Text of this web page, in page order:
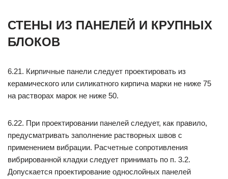
СТЕНЫ ИЗ ПАНЕЛЕЙ И КРУПНЫХ
БЛОКОВ
6.21. Кирпичные панели следует проектировать из
керамического или силикатного кирпича марки не ниже 75
на растворах марок не ниже 50.
6.22. При проектировании панелей следует, как правило,
предусматривать заполнение растворных швов с
применением вибрации. Расчетные сопротивления
вибрированной кладки следует принимать по п. 3.2.
Допускается проектирование однослойных панелей